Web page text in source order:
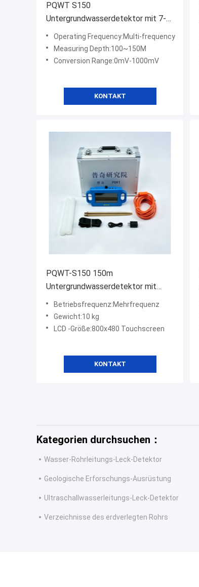
PQWT S150
Untergrundwasserdetektor mit 7-
Zoll-Touchscreen
Operating Frequency:Multi-frequency
Measuring Depth:100~150M
Conversion Range:0mV-1000mV
KONTAKT
PQWT-S150 150m
Untergrundwasserdetektor mit
800x480 Touchscreen
Betriebsfrequenz:Mehrfrequenz
Gewicht:10 kg
LCD -Größe:800x480 Touchscreen
KONTAKT
Kategorien durchsuchen：
Wasser-Rohrleitungs-Leck-Detektor
Geologische Erforschungs-Ausrüstung
Ultraschallwasserleitungs-Leck-Detektor
Verzeichnisse des erdverlegten Rohrs